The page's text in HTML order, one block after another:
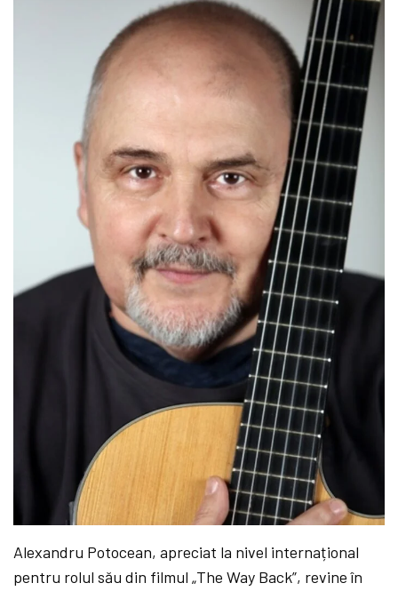
Alexandru Potocean, apreciat la nivel internațional
pentru rolul său din filmul „The Way Back”, revine în